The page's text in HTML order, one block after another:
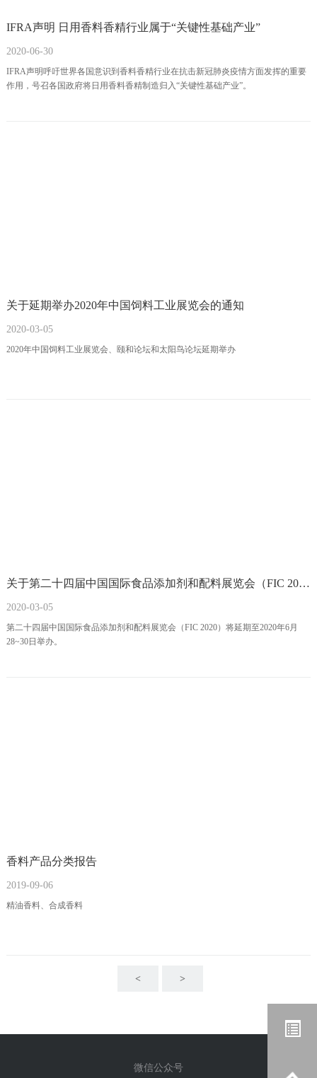
IFRA声明 日用香料香精行业属于“关键性基础产业”
2020-06-30
IFRA声明呼吁世界各国意识到香料香精行业在抗击新冠肺炎疫情方面发挥的重要
作用，号召各国政府将日用香料香精制造归入“关键性基础产业”。
关于延期举办2020年中国饲料工业展览会的通知
2020-03-05
2020年中国饲料工业展览会、颐和论坛和太阳鸟论坛延期举办
关于第二十四届中国国际食品添加剂和配料展览会（FIC 2020）延期举行的通知
2020-03-05
第二十四届中国国际食品添加剂和配料展览会（FIC 2020）将延期至2020年6月
28~30日举办。
香料产品分类报告
2019-09-06
精油香料、合成香料
< >
微信公众号